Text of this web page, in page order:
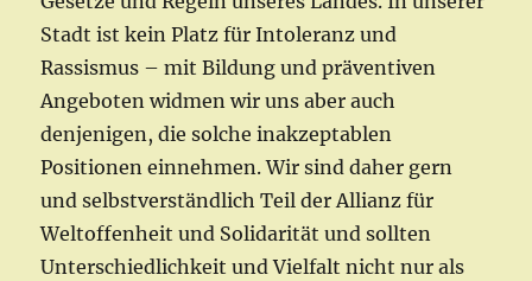
Stadt ist kein Platz für Intoleranz und
Rassismus – mit Bildung und präventiven
Angeboten widmen wir uns aber auch
denjenigen, die solche inakzeptablen
Positionen einnehmen. Wir sind daher gern
und selbstverständlich Teil der Allianz für
Weltoffenheit und Solidarität und sollten
Unterschiedlichkeit und Vielfalt nicht nur als